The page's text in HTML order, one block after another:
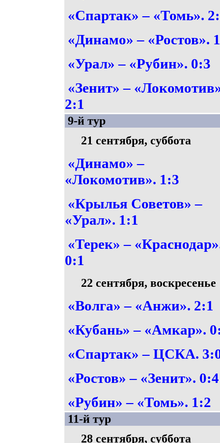
«Спартак» – «Томь».
«Динамо» – «Ростов».
«Урал» – «Рубин». 0:3
«Зенит» –
2:1
9-й тур
21 сентября, суббота
«Динамо» –
«Локомотив». 1:3
«Крылья Советов» –
«Урал». 1:1
«Терек» –
0:1
22 сентября, воскресенье
«Волга» – «Анжи». 2:1
«Кубань» – «Амкар».
«Спартак» – ЦСКА.
«Ростов» – «Зенит». 0:4
«Рубин» – «Томь». 1:2
11-й тур
28 сентября, суббота